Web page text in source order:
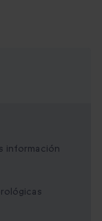
información